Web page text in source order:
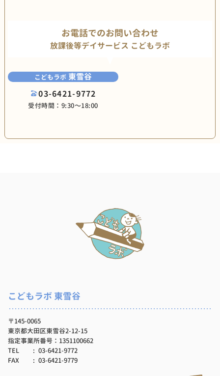
お電話でのお問い合わせ
放課後等デイサービス こどもラボ
こどもラボ 東雪谷
03-6421-9772
受付時間：9:30〜18:00
こどもラボ 東雪谷
〒145-0065
東京都大田区東雪谷2-12-15
指定事業所番号：1351100662
TEL
03-6421-9772
FAX
03-6421-9779